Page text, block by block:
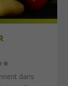
dans